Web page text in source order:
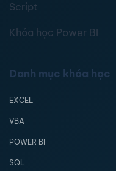
Script
Khóa học Power BI
Danh mục khóa học
EXCEL
VBA
POWER BI
SQL